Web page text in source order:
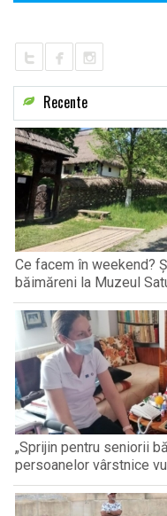
Recente
Ce facem în weekend?
băimăreni la Muzeul
„Sprijin pentru seniorii
persoanelor vârstnice